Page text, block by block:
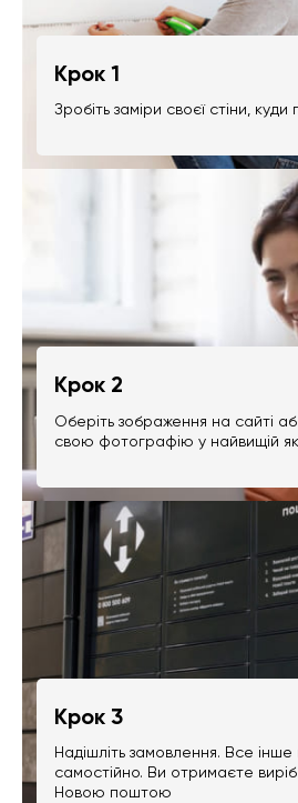
Крок 1
Зробіть заміри своєї стіни, куди
Крок 2
Оберіть зображення на сайті
свою фотографію у найвищій
Крок 3
Надішліть замовлення. Все
самостійно. Ви отримаєте
Новою поштою